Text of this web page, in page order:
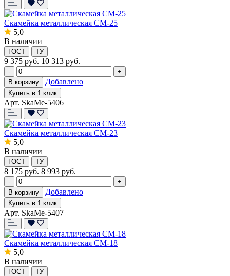
Скамейка металлическая СМ-25
5,0
В наличии
ГОСТ ТУ
9 375 руб. 10 313 руб.
-
+
В корзину
Добавлено
Купить в 1 клик
Арт. SkaMe-5406
Скамейка металлическая СМ-23
5,0
В наличии
ГОСТ ТУ
8 175 руб. 8 993 руб.
-
+
В корзину
Добавлено
Купить в 1 клик
Арт. SkaMe-5407
Скамейка металлическая СМ-18
5,0
В наличии
ГОСТ ТУ